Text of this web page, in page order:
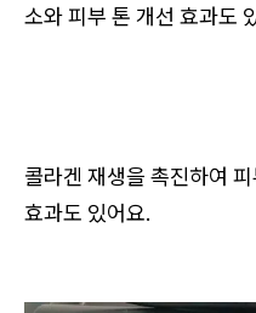
소와 피부 톤 개선 효과도
콜라겐 재생을 촉진하여
효과도 있어요.